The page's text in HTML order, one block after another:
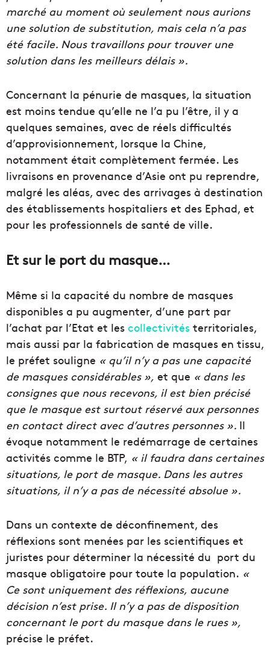
marché au moment où seulement nous aurions
une solution de substitution, mais cela n’a pas
été facile. Nous travaillons pour trouver une
solution dans les meilleurs délais ».
Concernant la pénurie de masques, la situation
est moins tendue qu’elle ne l’a pu l’être, il y a
quelques semaines, avec de réels difficultés
d’approvisionnement, lorsque la Chine,
notamment était complètement fermée. Les
livraisons en provenance d’Asie ont pu reprendre,
malgré les aléas, avec des arrivages à destination
des établissements hospitaliers et des Ephad, et
pour les professionnels de santé de ville.
Et sur le port du masque…
Même si la capacité du nombre de masques
disponibles a pu augmenter, d’une part par
l’achat par l’Etat et les collectivités territoriales,
mais aussi par la fabrication de masques en tissu,
le préfet souligne « qu’il n’y a pas une capacité
de masques considérables », et que « dans les
consignes que nous recevons, il est bien précisé
que le masque est surtout réservé aux personnes
en contact direct avec d’autres personnes ». Il
évoque notamment le redémarrage de certaines
activités comme le BTP, « il faudra dans certaines
situations, le port de masque. Dans les autres
situations, il n’y a pas de nécessité absolue ».
Dans un contexte de déconfinement, des
réflexions sont menées par les scientifiques et
juristes pour déterminer la nécessité du port du
masque obligatoire pour toute la population. «
Ce sont uniquement des réflexions, aucune
décision n’est prise. Il n’y a pas de disposition
concernant le port du masque dans le rues »,
précise le préfet.